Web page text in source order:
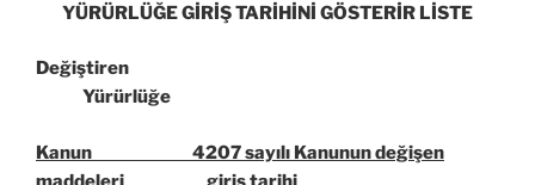
YÜRÜRLÜĞE GİRİŞ TARİHİNİ GÖSTERİR LİSTE
Değiştiren
Yürürlüğe
Kanun 4207 sayılı Kanunun değişen